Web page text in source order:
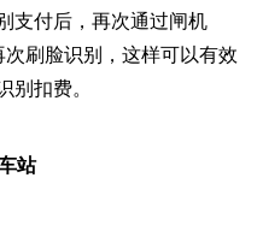
支付后，再次通过闸机
刷脸识别，这样可以有效
扣费。
站